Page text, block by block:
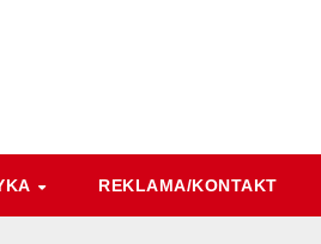
REKLAMA/KONTAKT